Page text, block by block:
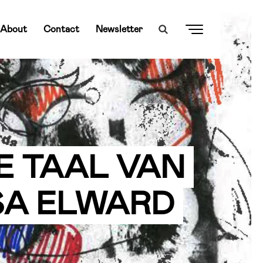
About Contact Newsletter
TAAL VAN
ELWARD